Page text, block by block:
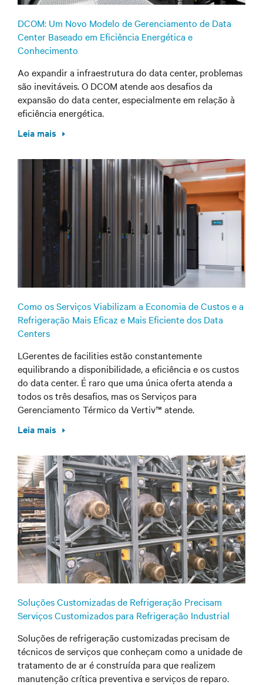
DCOM: Um Novo Modelo de Gerenciamento de Data
Center Baseado em Eficiência Energética e
Conhecimento
Ao expandir a infraestrutura do data center, problemas
são inevitáveis. O DCOM atende aos desafios da
expansão do data center, especialmente em relação à
eficiência energética.
Leia mais
Como os Serviços Viabilizam a Economia de Custos e a
Refrigeração Mais Eficaz e Mais Eficiente dos Data
Centers
LGerentes de facilities estão constantemente
equilibrando a disponibilidade, a eficiência e os custos
do data center. É raro que uma única oferta atenda a
todos os três desafios, mas os Serviços para
Gerenciamento Térmico da Vertiv™ atende.
Leia mais
Soluções Customizadas de Refrigeração Precisam
Serviços Customizados para Refrigeração Industrial
Soluções de refrigeração customizadas precisam de
técnicos de serviços que conheçam como a unidade de
tratamento de ar é construída para que realizem
manutenção crítica preventiva e serviços de reparo.